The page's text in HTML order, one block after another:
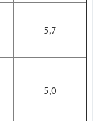
5,7
5,0